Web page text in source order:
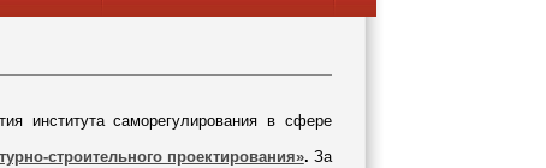
института саморегулирования в сфере
строительного проектирования». За